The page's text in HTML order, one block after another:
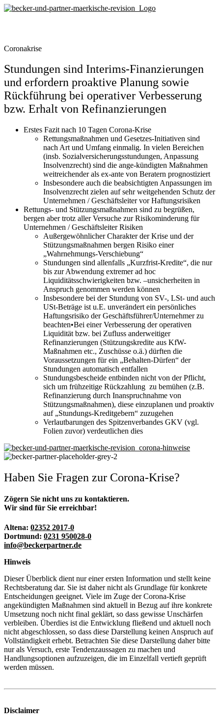
Zum
Coronakrise
Stundungen sind Interims-Finanzierungen
und erfordern proaktive Planung sowie
Rückführung bei operativer Verbesserung
bzw. Erhalt von Refinanzierungen
Erstes Fazit nach 10 Tagen Corona-Krise
Rettungsmaßnahmen und Gesetzes-Initiativen sind
nach Art und Umfang einmalig. In vielen Bereichen
(insb. Sozialversicherungsstundungen, Anpassung
Insolvenzrecht) sind die ange-kündigten Maßnahmen
weitreichender als ex-ante von Beratern prognostiziert
Insbesondere auch die beabsichtigten Anpassungen im
Insolvenzrecht zielen auf sehr weitgehenden Schutz der
Unternehmen / Geschäftsleiter vor Haftungsrisiken
Rettungs- und Stützungsmaßnahmen sind zu begrüßen,
bergen aber trotz aller Versuche zur Risikominderung für
Unternehmen / Geschäftsleiter Risiken
Außergewöhnlicher Charakter der Krise und der
Stützungsmaßnahmen bergen Risiko einer
„Wahrnehmungs-Verschiebung“
Stundungen sind allenfalls „Kurzfrist-Kredite“, die nur
bis zur Abwendung extremer ad hoc
Liquiditätsschwierigkeiten bzw. –unsicherheiten in
Anspruch genommen werden können
Insbesondere bei der Stundung von SV-, LSt- und auch
USt-Beträge ist u.E. unverändert ein persönliches
Haftungsrisiko der Geschäftsführer/Unternehmer zu
beachten•Bei einer Verbesserung der operativen
Liquidität bzw. bei Zufluss anderweitiger
Refinanzierungen (Stützungskredite aus KfW-
Maßnahmen etc., Zuschüsse o.ä.) dürften die
Voraussetzungen für ein „Behalten-Dürfen“ der
Stundungen automatisch entfallen
Stundungsbescheide entbinden nicht von der Pflicht,
sich um frühzeitige Rückzahlung zu bemühen (z.B.
Refinanzierung durch Inanspruchnahme von
Stützungsmaßnahmen), diese einzuplanen und proaktiv
auf „Stundungs-Kreditgebern“ zuzugehen
Verlautbarungen des Spitzenverbandes GKV (vgl.
Folien zuvor) verdeutlichen dies
Haben Sie Fragen zur Corona-Krise?
Zögern Sie nicht uns zu kontaktieren.
Wir sind für Sie erreichbar!
Altena: 02352 2017-0
Dortmund: 0231 950028-0
info@beckerpartner.de
Hinweis
Dieser Überblick dient nur einer ersten Information und stellt keine
Rechtsberatung dar. Sie ist daher nicht als Grundlage für konkrete
Entscheidungen geeignet. Viele im Zuge der Corona-Krise
angekündigten Maßnahmen sind aktuell in Bezug auf ihre konkrete
Umsetzung noch nicht final geklärt, so dass gewisse Unschärfen
verbleiben. Überdies ist die Entwicklung fließend und aktuell noch
nicht abgeschlossen, so dass diese Darstellung keinen Anspruch auf
Vollständigkeit erhebt. Betrachten Sie diese Darstellung daher bitte
nur als Versuch, erste Tendenzaussagen zu machen und
Handlungsoptionen aufzuzeigen, die im Einzelfall vertieft geprüft
werden müssen.
Disclaimer